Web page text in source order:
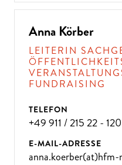
Anna Körber
LEITERIN
FUNDRAISING
TELEFON
+49 911 / 215 22 - 120
E-MAIL-ADRESSE
anna.koerber(at)hfm-